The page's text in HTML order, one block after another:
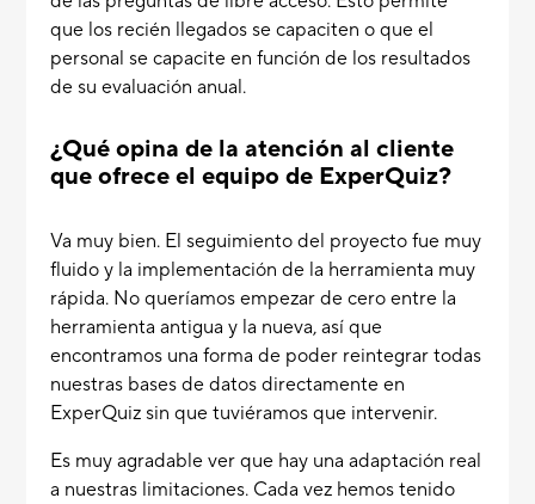
que los recién llegados se capaciten o que el
personal se capacite en función de los resultados
de su evaluación anual.
¿Qué opina de la atención al cliente
que ofrece el equipo de ExperQuiz?
Va muy bien. El seguimiento del proyecto fue muy
fluido y la implementación de la herramienta muy
rápida. No queríamos empezar de cero entre la
herramienta antigua y la nueva, así que
encontramos una forma de poder reintegrar todas
nuestras bases de datos directamente en
ExperQuiz sin que tuviéramos que intervenir.
Es muy agradable ver que hay una adaptación real
a nuestras limitaciones. Cada vez hemos tenido